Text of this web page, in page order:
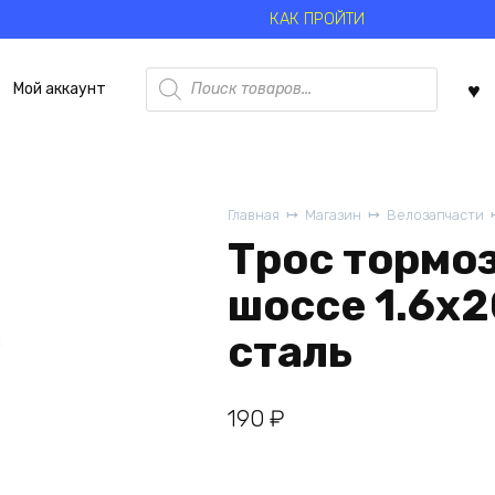
КАК ПРОЙТИ
Мой аккаунт
Поиск
товаров
Главная Магазин Велозапчасти
Трос
шоссе
сталь
190 ₽